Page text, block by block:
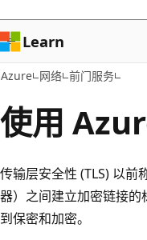
容
Learn
Azure 网络 前门服务
使用
传输层安全性 (TLS) 以前
器）之间建立加密链接
到保密和加密。